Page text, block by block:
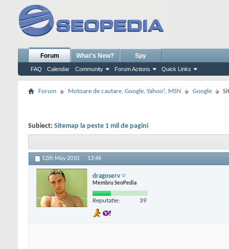
Forum
FAQ Calendar Community Forum Actions Quick Links
What's New? Spy
Forum Motoare de cautare. Google, Yahoo!, MSN Google
Subiect: Sitemap la peste 1 mil de pagini
12th May 2010, 13:46
dragoserv
Membru SeoPedia
Reputatie: 39